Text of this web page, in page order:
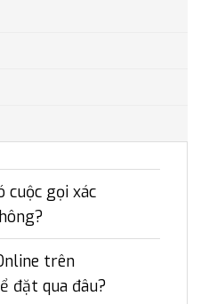
cuộc gọi xác
trên
đặt qua đâu?